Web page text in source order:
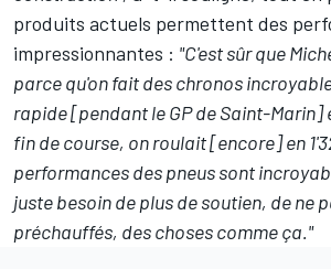
produits actuels permettent des
impressionnantes : "C'est sûr que
parce qu'on fait des chronos
rapide [pendant le GP de Saint-Marin]
fin de course, on roulait [encore] en
performances des pneus sont
juste besoin de plus de soutien, de ne
préchauffés, des choses comme ça."